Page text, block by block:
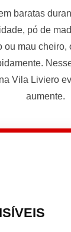
baratas
pó de
ou mau cheiro,
Vila Liviero
aumente.